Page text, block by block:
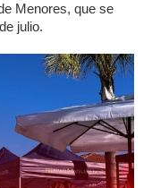
Menores, que se
julio.